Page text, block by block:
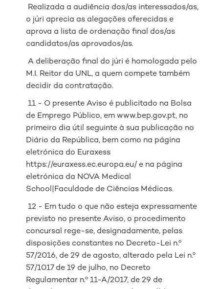
Realizada a audiência dos/as interessados/as,
o júri aprecia as alegações oferecidas e
aprova a lista de ordenação final dos/as
candidatos/as aprovados/as.
A deliberação final do júri é homologada pelo
M.I. Reitor da UNL, a quem compete também
decidir da contratação.
11 - O presente Aviso é publicitado na Bolsa
de Emprego Público, em www.bep.gov.pt, no
primeiro dia útil seguinte à sua publicação no
Diário da República, bem como na página
eletrónica do Euraxess
https://euraxess.ec.europa.eu/ e na página
eletrónica da NOVA Medical
School|Faculdade de Ciências Médicas.
12 - Em tudo o que não esteja expressamente
previsto no presente Aviso, o procedimento
concursal rege-se, designadamente, pelas
disposições constantes no Decreto-Lei n.º
57/2016, de 29 de agosto, alterado pela Lei n.º
57/1017 de 19 de julho, no Decreto
Regulamentar n.º 11-A/2017, de 29 de